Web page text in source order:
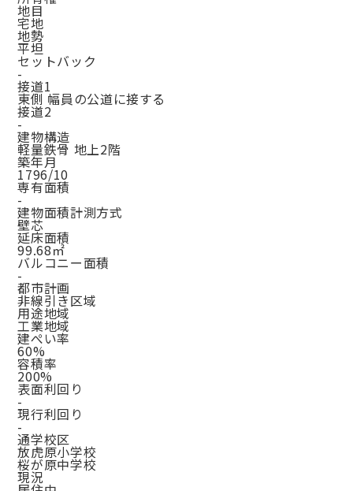
地目
宅地
地勢
平坦
セットバック
-
接道1
東側 幅員の公道に接する
接道2
-
建物構造
軽量鉄骨 地上2階
築年月
1796/10
専有面積
-
建物面積計測方式
壁芯
延床面積
99.68㎡
バルコニー面積
-
都市計画
非線引き区域
用途地域
工業地域
建ぺい率
60%
容積率
200%
表面利回り
-
現行利回り
-
通学校区
放虎原小学校
桜が原中学校
現況